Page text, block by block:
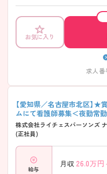
お気に入り
求人番
【愛知県／名古屋市北区】★
ムにて看護師募集＜夜勤常
株式会社ライチェスパーソンズ
(正社員)
給与
月収 26.0万円